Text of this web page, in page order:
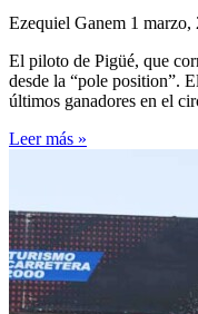
Ezequiel Ganem 1 marzo,
El piloto de Pigüé, que
desde la “pole position”.
últimos ganadores en el
Leer más »